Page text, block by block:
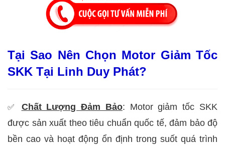
Tại Sao Nên Chọn Motor Giảm Tốc
SKK Tại Linh Duy Phát?
✅ Chất Lượng Đảm Bảo: Motor giảm tốc SKK
được sản xuất theo tiêu chuẩn quốc tế, đảm bảo độ
bền cao và hoạt động ổn định trong suốt quá trình